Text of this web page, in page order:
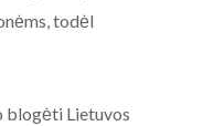
todėl
blogėti Lietuvos